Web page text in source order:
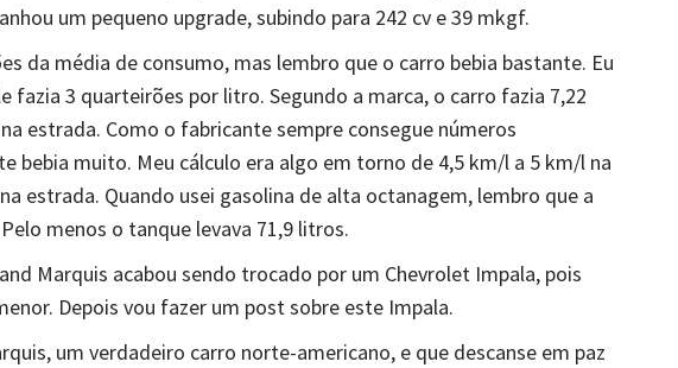
um pequeno upgrade, subindo para 242 cv e 39 mkgf.
da média de consumo, mas lembro que o carro bebia bastante. Eu
fazia 3 quarteirões por litro. Segundo a marca, o carro fazia 7,22
estrada. Como o fabricante sempre consegue números
bebia muito. Meu cálculo era algo em torno de 4,5 km/l a 5 km/l na
estrada. Quando usei gasolina de alta octanagem, lembro que a
menos o tanque levava 71,9 litros.
Marquis acabou sendo trocado por um Chevrolet Impala, pois
Depois vou fazer um post sobre este Impala.
um verdadeiro carro norte-americano, e que descanse em paz